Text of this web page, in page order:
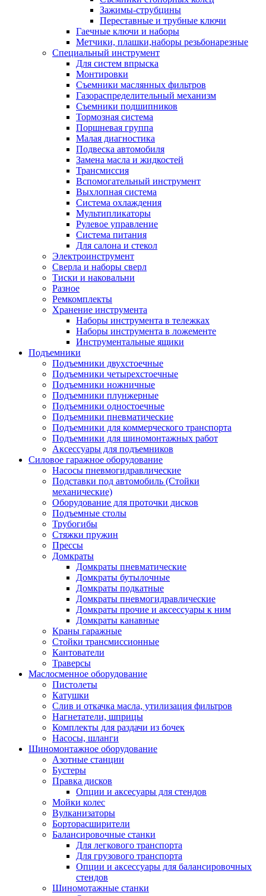
Зажимы-струбцины
Переставные и трубные ключи
Гаечные ключи и наборы
Метчики, плашки,наборы резьбонарезные
Специальный инструмент
Для систем впрыска
Монтировки
Съемники маслянных фильтров
Газораспределительный механизм
Съемники подшипников
Тормозная система
Поршневая группа
Малая диагностика
Подвеска автомобиля
Замена масла и жидкостей
Трансмиссия
Вспомогательный инструмент
Выхлопная система
Система охлаждения
Мультипликаторы
Рулевое управление
Система питания
Для салона и стекол
Электроинструмент
Сверла и наборы сверл
Тиски и наковальни
Разное
Ремкомплекты
Хранение инструмента
Наборы инструмента в тележках
Наборы инструмента в ложементе
Инструментальные ящики
Подъемники
Подъемники двухстоечные
Подъемники четырехстоечные
Подъемники ножничные
Подъемники плунжерные
Подъемники одностоечные
Подъемники пневматические
Подъемники для коммерческого транспорта
Подъемники для шиномонтажных работ
Аксессуары для подъемников
Силовое гаражное оборудование
Насосы пневмогидравлические
Подставки под автомобиль (Стойки
механические)
Оборудование для проточки дисков
Подъемные столы
Трубогибы
Стяжки пружин
Прессы
Домкраты
Домкраты пневматические
Домкраты бутылочные
Домкраты подкатные
Домкраты пневмогидравлические
Домкраты прочие и аксессуары к ним
Домкраты канавные
Краны гаражные
Стойки трансмиссионные
Кантователи
Траверсы
Маслосменное оборудование
Пистолеты
Катушки
Слив и откачка масла, утилизация фильтров
Нагнетатели, шприцы
Комплекты для раздачи из бочек
Насосы, шланги
Шиномонтажное оборудование
Азотные станции
Бустеры
Правка дисков
Опции и аксесуары для стендов
Мойки колес
Вулканизаторы
Борторасширители
Балансировочные станки
Для легкового транспорта
Для грузового транспорта
Опции и аксессуары для балансировочных
стендов
Шиномотажные станки